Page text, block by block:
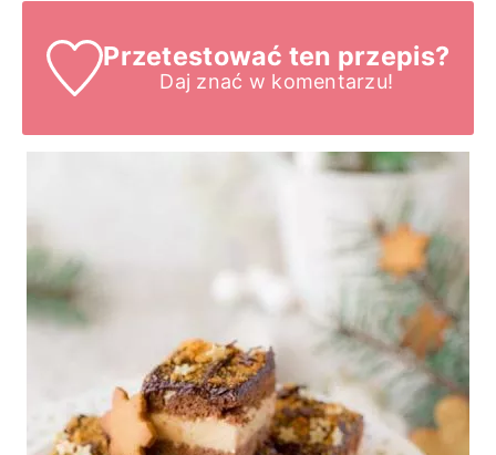
Przetestować ten przepis?
Daj znać w komentarzu!